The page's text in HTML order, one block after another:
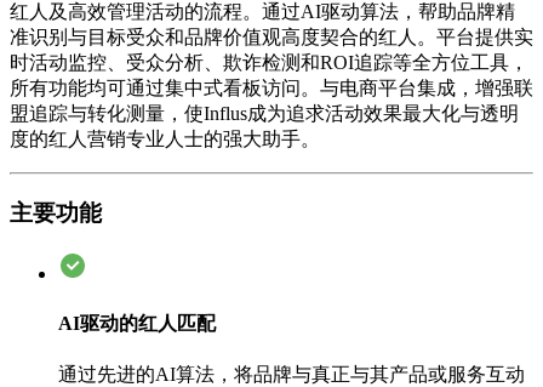
红人及高效管理活动的流程。通过AI驱动算法，帮助品牌精
准识别与目标受众和品牌价值观高度契合的红人。平台提供实
时活动监控、受众分析、欺诈检测和ROI追踪等全方位工具，
所有功能均可通过集中式看板访问。与电商平台集成，增强联
盟追踪与转化测量，使Influs成为追求活动效果最大化与透明
度的红人营销专业人士的强大助手。
主要功能
AI驱动的红人匹配
通过先进的AI算法，将品牌与真正与其产品或服务互动